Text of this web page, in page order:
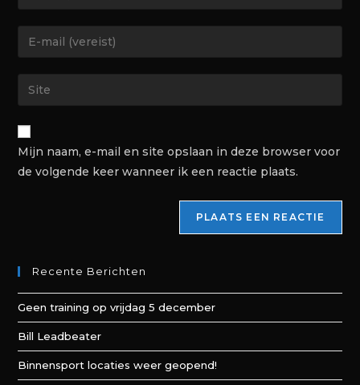
Mijn naam, e-mail en site opslaan in deze browser voor
de volgende keer wanneer ik een reactie plaats.
Recente Berichten
Geen training op vrijdag 5 december
Bill Leadbeater
Binnensport locaties weer geopend!